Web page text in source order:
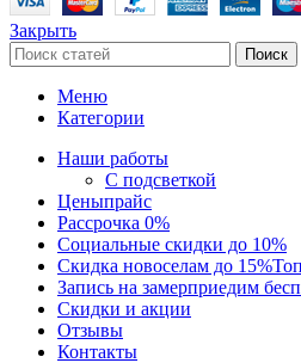
Закрыть
Поиск
Меню
Категории
Наши работы
С подсветкой
Ценыпрайс
Рассрочка 0%
Социальные скидки до 10%
Скидка новоселам до 15%Топ
Запись на замерприедим
Скидки и акции
Отзывы
Контакты